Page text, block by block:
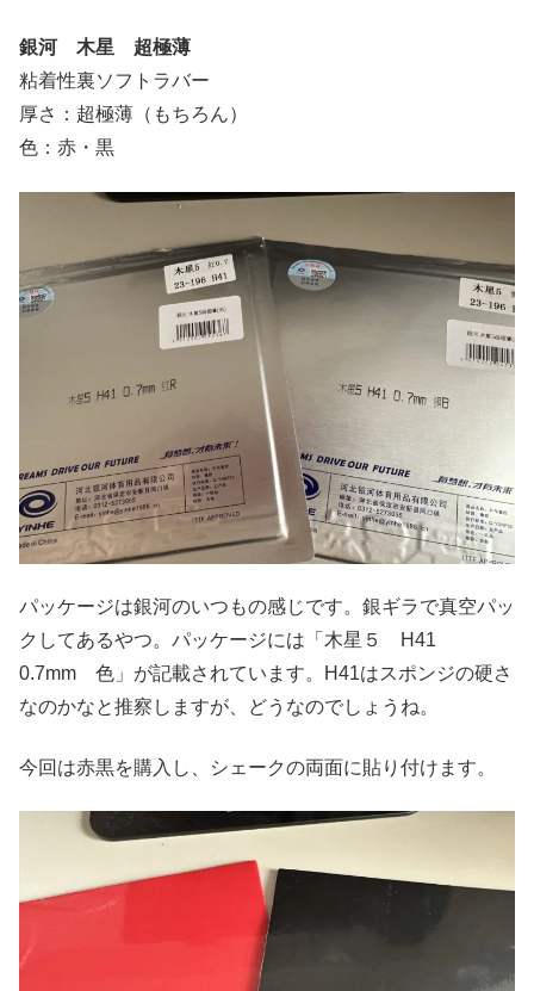
銀河 木星 超極薄
粘着性裏ソフトラバー
厚さ：超極薄（もちろん）
色：赤・黒
パッケージは銀河のいつもの感じです。銀ギラで真空パッ
クしてあるやつ。パッケージには「木星５ H41
0.7mm 色」が記載されています。H41はスポンジの硬さ
なのかなと推察しますが、どうなのでしょうね。
今回は赤黒を購入し、シェークの両面に貼り付けます。